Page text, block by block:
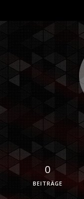
0
BEITRÄGE